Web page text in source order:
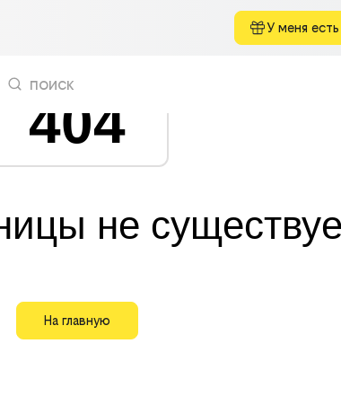
У меня
поиск
404
не
На главную